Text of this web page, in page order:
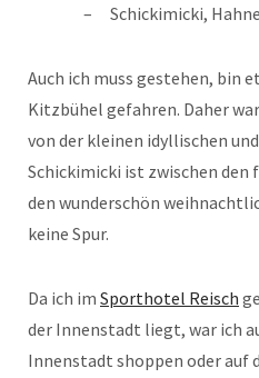
Schickimicki,
Auch ich muss gestehen, bin
Kitzbühel gefahren. Daher
von der kleinen idyllischen
Schickimicki ist zwischen den
den wunderschön
keine Spur.
Da ich im Sporthotel Reisch
der Innenstadt liegt, war ich
Innenstadt shoppen oder auf